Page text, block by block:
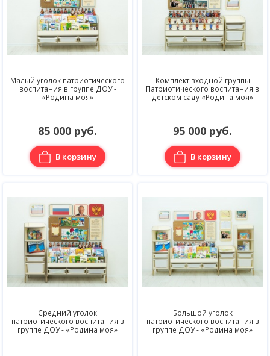
Малый уголок патриотического
воспитания в группе ДОУ -
«Родина моя»
85 000 руб.
В корзину
Комплект входной группы
Патриотического воспитания в
детском саду «Родина моя»
95 000 руб.
В корзину
Средний уголок
патриотического воспитания в
группе ДОУ - «Родина моя»
Большой уголок
патриотического воспитания в
группе ДОУ - «Родина моя»